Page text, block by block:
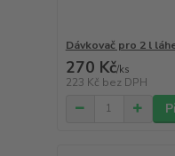
Dávkovač pro 2 l
270 Kč/ks
223 Kč bez DPH